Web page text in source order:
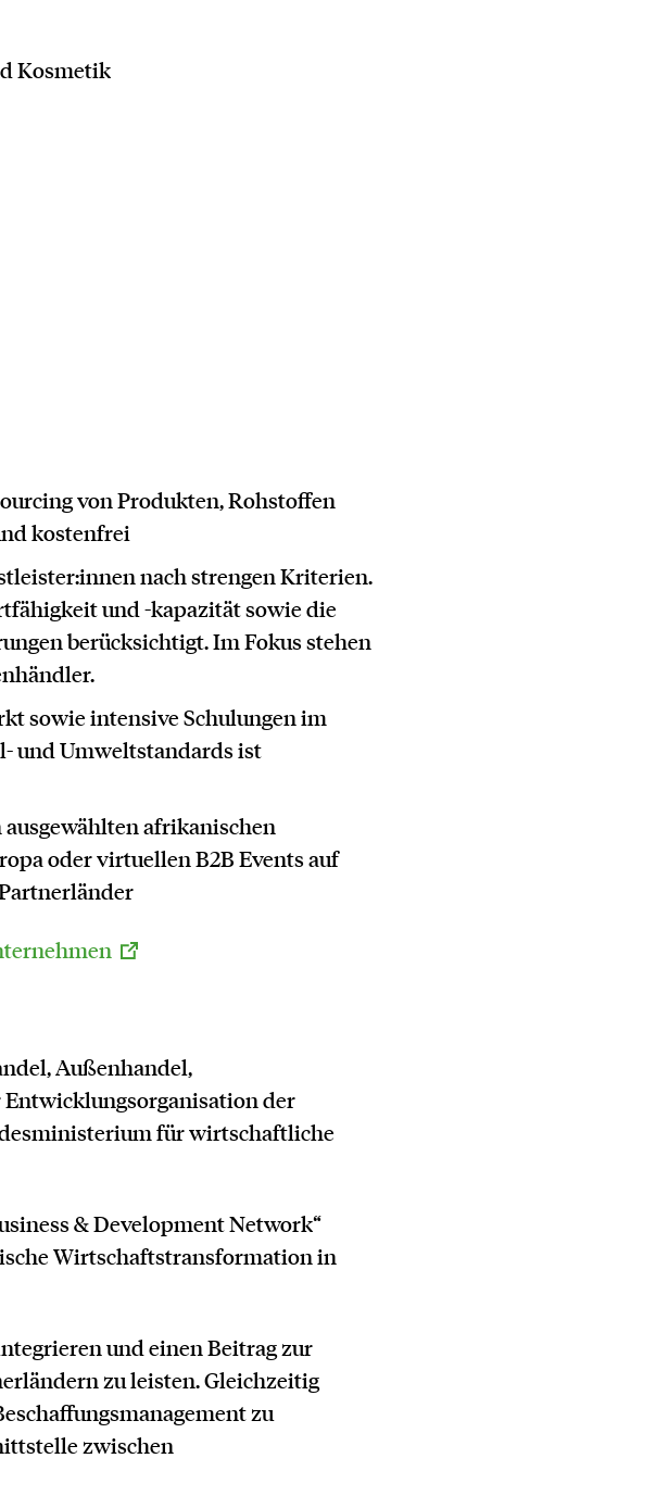
Kosmetik
von Produkten, Rohstoffen
kostenfrei
nach strengen Kriterien.
und -kapazität sowie die
berücksichtigt. Im Fokus stehen
sowie intensive Schulungen im
und Umweltstandards ist
afrikanischen
oder virtuellen B2B Events auf
Außenhandel,
Entwicklungsorganisation der
für wirtschaftliche
& Development Network“
Wirtschaftstransformation in
und einen Beitrag zur
zu leisten. Gleichzeitig
zu
zwischen